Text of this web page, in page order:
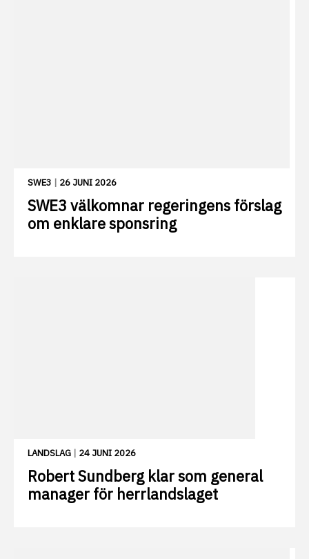
SWE3 | 26 JUNI 2026
SWE3 välkomnar regeringens förslag
om enklare sponsring
LANDSLAG | 24 JUNI 2026
Robert Sundberg klar som general
manager för herrlandslaget